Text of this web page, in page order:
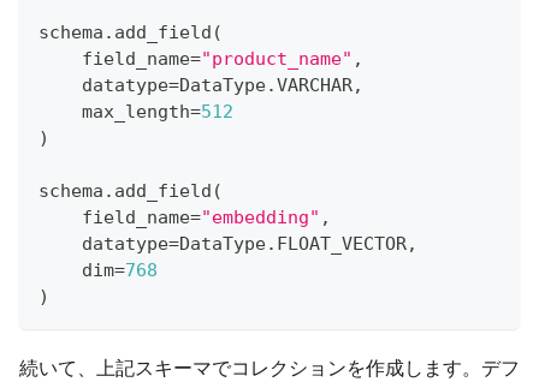
schema . add_field (
    field_name
="product_name" ,
    datatype
=DataType.VARCHAR,
    max_length
=512
)
schema . add_field (
    field_name
="embedding" ,
    datatype
=DataType. FLOAT_VECTOR,
    dim
=768
)
続いて、上記スキーマでコレクションを作成します。デフ